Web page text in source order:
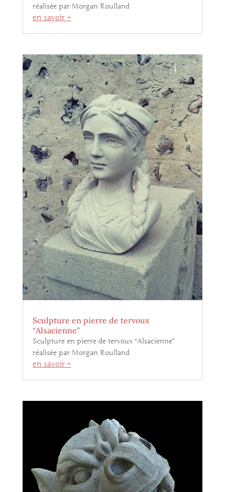
réalisée par Morgan Roulland
en savoir +
Sculpture en pierre de tervoux
“Alsacienne”
Sculpture en pierre de tervoux “Alsacienne”
réalisée par Morgan Roulland
en savoir +